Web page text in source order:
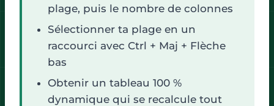
plage, puis le nombre de colonnes
Sélectionner ta plage en un
raccourci avec Ctrl + Maj + Flèche
bas
Obtenir un tableau 100 %
dynamique qui se recalcule tout